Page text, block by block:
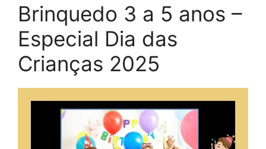
Brinquedo 3 a 5 anos –
Especial Dia das
Crianças 2025